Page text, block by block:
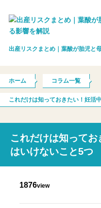
出産リスクまとめ｜葉酸が胎児と
ホーム コラム一覧
これだけは知っておきたい！妊活
これだけは知って
はいけないこと5つ
1876view